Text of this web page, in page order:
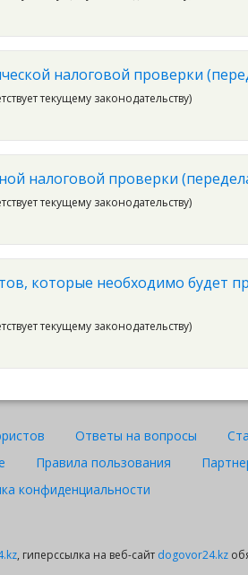
налоговой проверки
текущему законодательству)
налоговой проверки
текущему законодательству)
которые необходимо будет
текущему законодательству)
Ответы на вопросы
Правила пользования
конфиденциальности
, гиперссылка на веб-сайт dogovor24.kz